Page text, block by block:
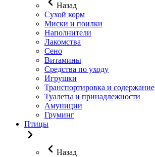
Назад
Сухой корм
Миски и поилки
Наполнители
Лакомства
Сено
Витамины
Средства по уходу
Игрушки
Транспортировка и содержание
Туалеты и принадлежности
Амуниции
Груминг
Птицы
Назад